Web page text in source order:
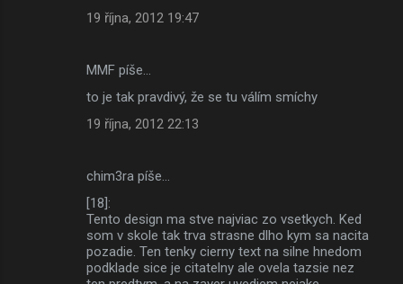
19 října, 2012 19:47
MMF píše…
to je tak pravdivý, že se tu válím smíchy
19 října, 2012 22:13
chim3ra píše…
[18]:
Tento design ma stve najviac zo vsetkych. Ked
som v skole tak trva strasne dlho kym sa nacita
pozadie. Ten tenky cierny text na silne hnedom
podklade sice je citatelny ale ovela tazsie nez